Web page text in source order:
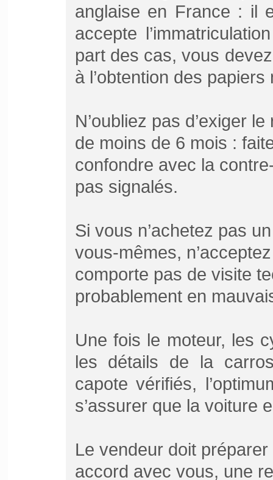
anglaise en France : il
accepte
part des cas, vous
à l’obtention des
N’oubliez pas d’exiger
de moins de 6 mois :
confondre avec la
pas signalés.
Si vous n’achetez pas
vous-mêmes,
comporte pas de visite
probablement en
Une fois le moteur, les
les détails de la
capote vérifiés,
s’assurer que la voiture
Le vendeur doit
accord avec vous, une